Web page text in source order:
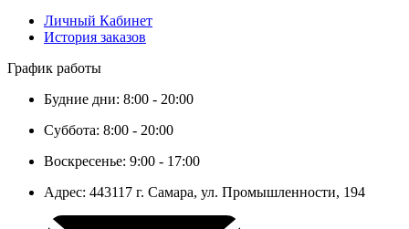
Личный Кабинет
История заказов
График работы
Будние дни: 8:00 - 20:00
Суббота: 8:00 - 20:00
Воскресенье: 9:00 - 17:00
Адрес: 443117 г. Самара, ул. Промышленности, 194